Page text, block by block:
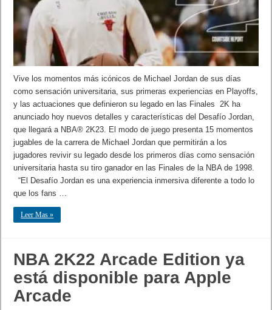
Vive los momentos más icónicos de Michael Jordan de sus días
como sensación universitaria, sus primeras experiencias en Playoffs,
y las actuaciones que definieron su legado en las Finales 2K ha
anunciado hoy nuevos detalles y características del Desafío Jordan,
que llegará a NBA® 2K23. El modo de juego presenta 15 momentos
jugables de la carrera de Michael Jordan que permitirán a los
jugadores revivir su legado desde los primeros días como sensación
universitaria hasta su tiro ganador en las Finales de la NBA de 1998.
“El Desafío Jordan es una experiencia inmersiva diferente a todo lo
que los fans …
Leer Mas »
NBA 2K22 Arcade Edition ya
está disponible para Apple
Arcade